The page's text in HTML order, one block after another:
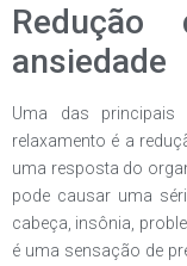
ansiedade
Uma das principais
relaxamento é a
uma resposta do
pode causar uma
cabeça, insônia,
é uma sensação de